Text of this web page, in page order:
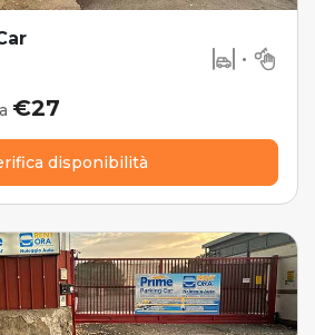
•
€27
disponibilità